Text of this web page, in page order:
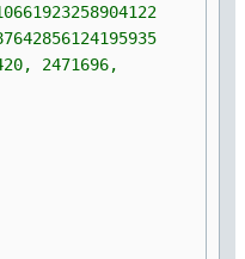
2471696,